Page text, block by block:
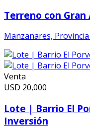
Terreno con Gran
Manzanares,
Venta
USD 20,000
Lote | Barrio El
Inversión